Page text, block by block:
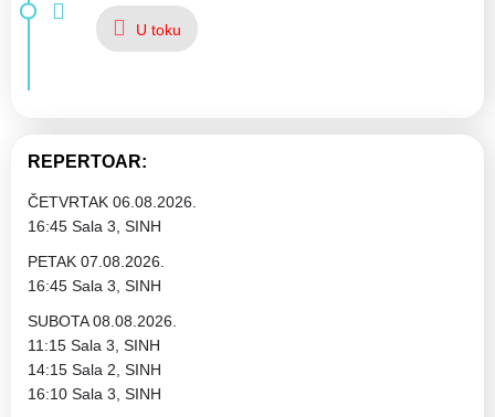
U toku
REPERTOAR:
ČETVRTAK 06.08.2026.
16:45 Sala 3, SINH
PETAK 07.08.2026.
16:45 Sala 3, SINH
SUBOTA 08.08.2026.
11:15 Sala 3, SINH
14:15 Sala 2, SINH
16:10 Sala 3, SINH